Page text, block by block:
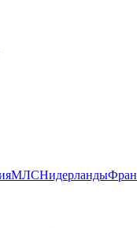
МЛСНидерланды